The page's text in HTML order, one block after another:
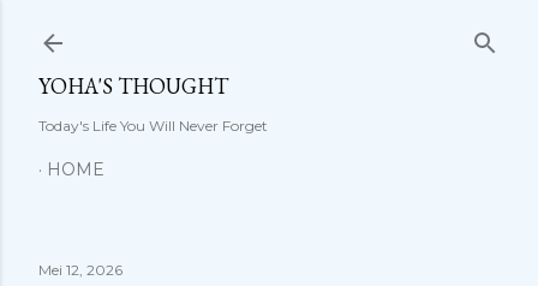
YOHA'S THOUGHT
Today's Life You Will Never Forget
HOME
Mei 12, 2026